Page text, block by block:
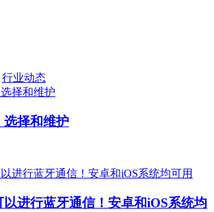
行业动态
选择和维护
以进行蓝牙通信！安卓和iOS系统均